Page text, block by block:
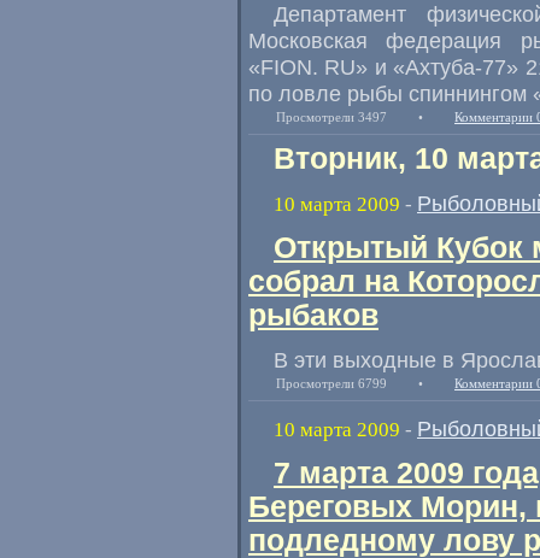
Департамент
Московская федерация
«FION. RU» и «Ахтуба-77»
по ловле рыбы
Просмотрели 3497 • Комментарии
Вторник, 10
10 марта 2009 -
Открытый Кубок
собрал на
рыбаков
В эти выходные в
Просмотрели 6799 • Комментарии
10 марта 2009 -
7 марта 2009
Береговых Морин,
подледному лову